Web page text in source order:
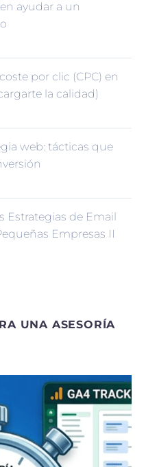
ayudar a un
por clic (CPC) en
la calidad)
web: tácticas que
Estrategias de Email
Empresas II
UNA ASESORÍA